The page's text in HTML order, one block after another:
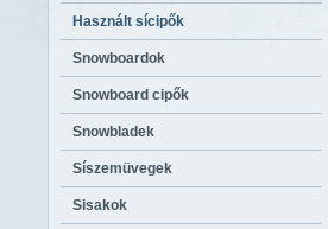
Használt sícipők
Snowboardok
Snowboard cipők
Snowbladek
Síszemüvegek
Sisakok